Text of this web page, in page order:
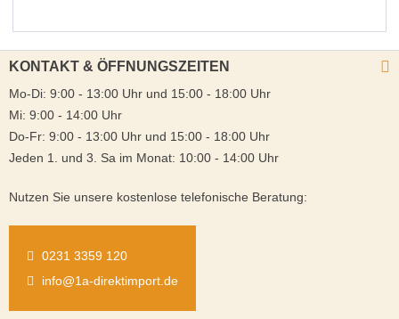
KONTAKT & ÖFFNUNGSZEITEN
Mo-Di: 9:00 - 13:00 Uhr und 15:00 - 18:00 Uhr
Mi: 9:00 - 14:00 Uhr
Do-Fr: 9:00 - 13:00 Uhr und 15:00 - 18:00 Uhr
Jeden 1. und 3. Sa im Monat: 10:00 - 14:00 Uhr
Nutzen Sie unsere kostenlose telefonische Beratung:
0231 3359 120
info@1a-direktimport.de